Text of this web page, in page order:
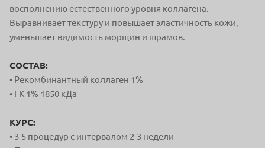
восполнению естественного уровня коллагена.
Выравнивает текстуру и повышает эластичность кожи,
уменьшает видимость морщин и шрамов.
СОСТАВ:
• Рекомбинантный коллаген 1%
• ГК 1% 1850 кДа
КУРС:
• 3-5 процедур с интервалом 2-3 недели